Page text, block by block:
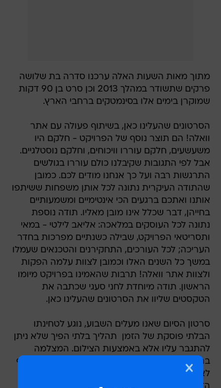
מתוך מאות השעות האלה ערכנו סדרה בת שלושה
פרקים שתשודר במהלך 2013 וכן סרט בן 90 דקות
שמוקרן בימים אלו בסינמטקים ברחבי הארץ.
הסרטונים שהעלינו כאן, בשיתוף פעולה עם אתר
וואלה! הם תוצר נוסף של הפרויקט - חלקם היו
משעשעים, חלקם עוררו וויכוחים, וחלקם נוסטלגיים.
אבל לפי התגובות שקיבלנו כולם עוררו בגולשים
התרגשות רבה ועל כך אנחנו מודים לכם. כמובן
שהתודה העיקרית נתונה לכל אותן משפחות ששיתפו
אותנו ואתכם ברגעים הכי אינטימיים ומשמעותיים
בחייהן, דבר שכלל אינו מובן מאליו. תודה נוספת
נתונה לכל העוסקים במלאכה: אליאב לילטי - במאי
ותסריטאי הפרויקט, שבילה כשנתיים מפרכות בחדר
העריכה; לכל העורכים, התחקירנים והטכנאים שעמלו
במשך כל השנים האלו וכמובן לצוות עלמה הפקות
ולצוות אתר וואלה! תרבות שהאמינו בפרויקט מיומו
הראשון. תודה מיוחדת לחני סעגי שכתבה את
הטקסטים שליוו את הסרטונים שהעלינו כאן.
סרטון הסיום שאנו מעלים השבוע, נוגע לטחינתו
הבלתי פוסקת של הזמן  תהליך בלתי הפיך שלא ניתן
להתגבר עליו אלא באמצעות הצילום. המצלמה
בהקפאת הזמן מסוגלת לשמר את העבר בר החלוף
לאורך זמן רב ובמהימנות רבה משמסוגלים לכך